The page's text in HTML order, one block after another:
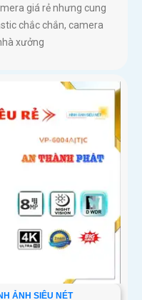
giá rẻ nhưng cung
chắc chắn, camera
xưởng
ẢNH SIÊU NÉT